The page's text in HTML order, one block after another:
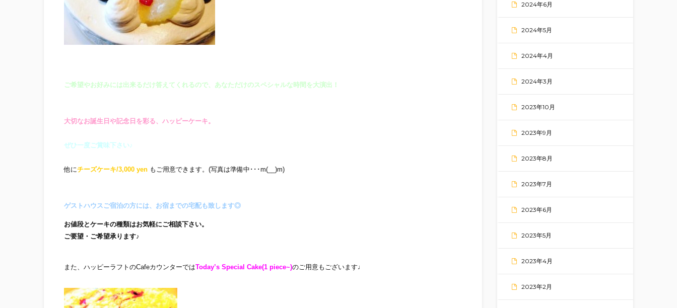
ご希望やお好みには出来るだけ答えてくれるので、 あなただけのスペシャルな時間を大演出！
大切なお誕生日や記念日を彩る、ハッピーケーキ。
ぜひ一度ご賞味下さい♪
他にチーズケーキ/3,000 yen もご用意できます。(写真は準備中･･･m(__)m)
ゲストハウスご宿泊の方には、お宿までの宅配も致します◎
お値段とケーキの種類はお気軽にご相談下さい。
ご要望・ご希望承ります♪
また、ハッピーラフトのCafeカウンターではToday’s Special Cake(1 piece~)のご用意もございます♩
2024年6月
2024年5月
2024年4月
2024年3月
2023年10月
2023年9月
2023年8月
2023年7月
2023年6月
2023年5月
2023年4月
2023年2月